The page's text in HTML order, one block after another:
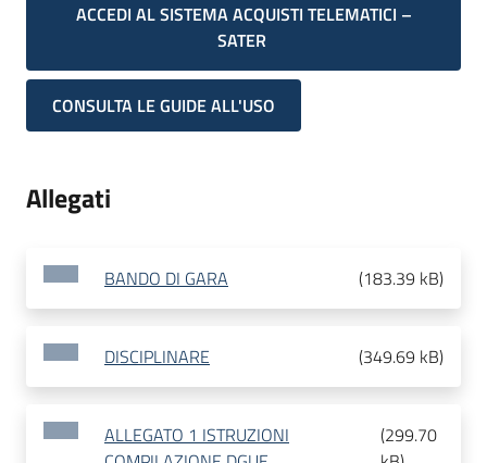
ACCEDI AL SISTEMA ACQUISTI TELEMATICI –
SATER
CONSULTA LE GUIDE ALL'USO
Allegati
BANDO DI GARA (183.39 kB)
DISCIPLINARE (349.69 kB)
ALLEGATO 1 ISTRUZIONI
(299.70